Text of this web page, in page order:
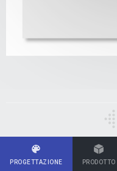
PROGETTAZIONE PRODOTTO